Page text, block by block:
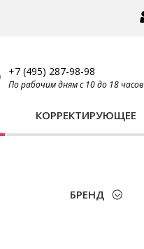
+7 (495) 287-98-98
По рабочим дням с 10 до 18 часов
КОРРЕКТИРУЮЩЕЕ
БРЕНД